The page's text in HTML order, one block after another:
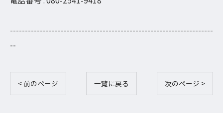
--------------------------------------------------------------------
--
< 前のページ 一覧に戻る 次のページ >